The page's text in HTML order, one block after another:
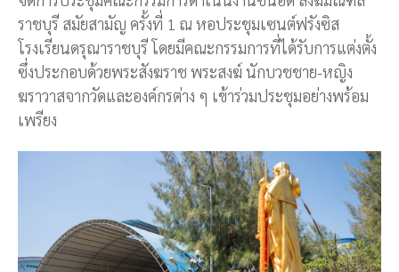
ราชบุรี สมัยสามัญ ครั้งที่ 1 ณ หอประชุมเซนต์ฟรังซิส
โรงเรียนดรุณาราชบุรี โดยมีคณะกรรมการที่ได้รับการแต่งตั้ง
ซึ่งประกอบด้วยพระสังฆราช พระสงฆ์ นักบวชชาย-หญิง
ฆราวาสจากวัดและองค์กรต่าง ๆ เข้าร่วมประชุมอย่างพร้อม
เพรียง